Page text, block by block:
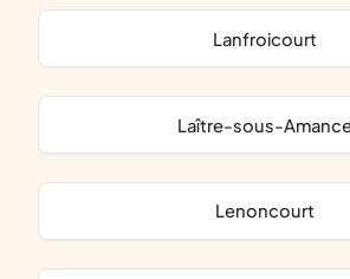
Lanfroicourt
Laître-sous-
Lenoncourt